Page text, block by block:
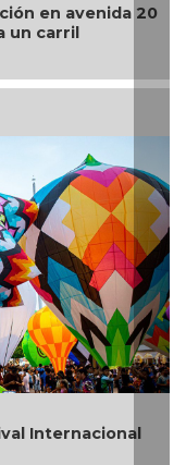
en avenida 20
un carril
Internacional